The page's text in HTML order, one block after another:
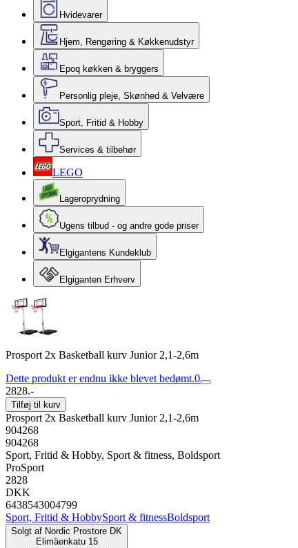
Hvidevarer
Hjem, Rengøring & Køkkenudstyr
Epoq køkken & bryggers
Personlig pleje, Skønhed & Velvære
Sport, Fritid & Hobby
Services & tilbehør
LEGO
Lageroprydning
Ugens tilbud - og andre gode priser
Elgigantens Kundeklub
Elgiganten Erhverv
Prosport 2x Basketball kurv Junior 2,1-2,6m
Dette produkt er endnu ikke blevet bedømt.0
2828.-
Tilføj til kurv
Prosport 2x Basketball kurv Junior 2,1-2,6m
904268
904268
Sport, Fritid & Hobby, Sport & fitness, Boldsport
ProSport
2828
DKK
6438543004799
Sport, Fritid & HobbySport & fitnessBoldsport
Solgt af Nordic Prostore DK
Elimäenkatu 15